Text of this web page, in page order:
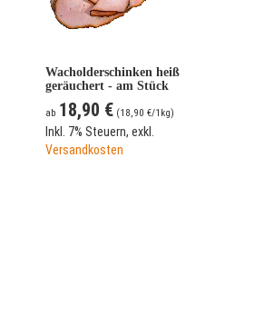
Wacholderschinken heiß
geräuchert - am Stück
ab 18,90 € (18,90 €/1kg)
Inkl. 7% Steuern, exkl.
Versandkosten